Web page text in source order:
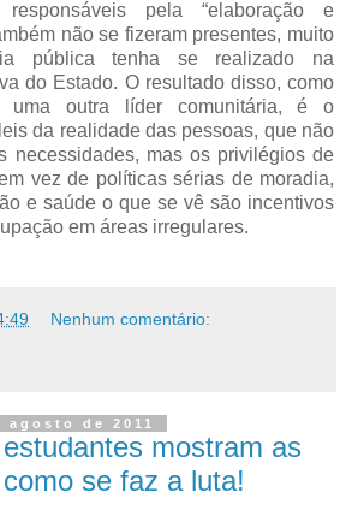
pela “elaboração e
não se fizeram presentes, muito
pública tenha se realizado na
do Estado. O resultado disso, como
uma outra líder comunitária, é o
da realidade das pessoas, que não
necessidades, mas os privilégios de
vez de políticas sérias de moradia,
e saúde o que se vê são incentivos
em áreas irregulares.
Nenhum comentário:
de 2011
mostram as
se faz a luta!